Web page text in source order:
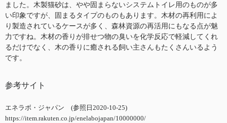
ました。木製猫砂は、やや固まらないシステムトイレ用のものが多
い印象ですが、固まるタイプのものもあります。木材の再利用によ
り製造されているケースが多く、森林資源の再活用にもなる点が魅
力ですね。木材の香りが排せつ物の臭いを化学反応で軽減してくれ
るだけでなく、木の香りに癒される飼い主さんもたくさんいるよう
です。
参考サイト
エネラボ・ジャパン (参照日2020-10-25)
https://item.rakuten.co.jp/enelabojapan/10000000/